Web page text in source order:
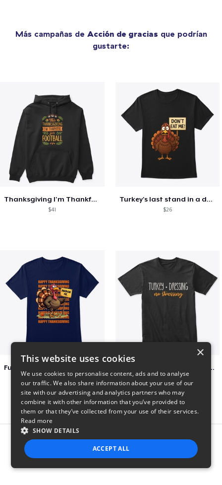
Más campañas de Acción de gracias que podrían
gustarte:
Thanksgiving I'm Thankful For Football
$41
Turkey's last stand in a design
$26
Turkey + Dressing, No Stressing
Report this product
×
This website uses cookies
We use cookies to personalise content, ads and to analyse
our traffic. We also share information about your use of our
site with our advertising and analytics partners who may
combine it with other information that you’ve provided to
them or that they’ve collected from your use of their services.
Read more
SHOW DETAILS
ACCEPT ALL
STRICTLY NECESSARY PERFORMANCE